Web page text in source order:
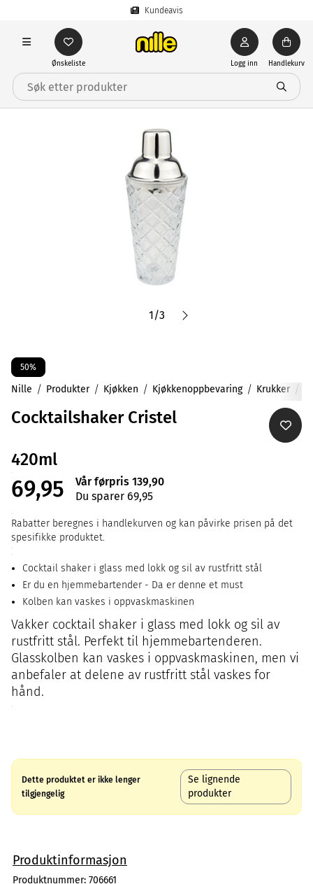
Kundeavis
Ønskeliste Logg inn Handlekurv
1/3
50%
Nille Produkter Kjøkken Kjøkkenoppbevaring Krukker
Cocktailshaker Cristel
420ml
69,95
Vår førpris 139,90
Du sparer 69,95
Rabatter beregnes i handlekurven og kan påvirke prisen på det
spesifikke produktet.
Cocktail shaker i glass med lokk og sil av rustfritt stål
Er du en hjemmebartender - Da er denne et must
Kolben kan vaskes i oppvaskmaskinen
Vakker cocktail shaker i glass med lokk og sil av
rustfritt stål. Perfekt til hjemmebartenderen.
Glasskolben kan vaskes i oppvaskmaskinen, men vi
anbefaler at delene av rustfritt stål vaskes for
hånd.
Dette produktet er ikke lenger
tilgjengelig
Se lignende
produkter
Produktinformasjon
Produktnummer: 706661